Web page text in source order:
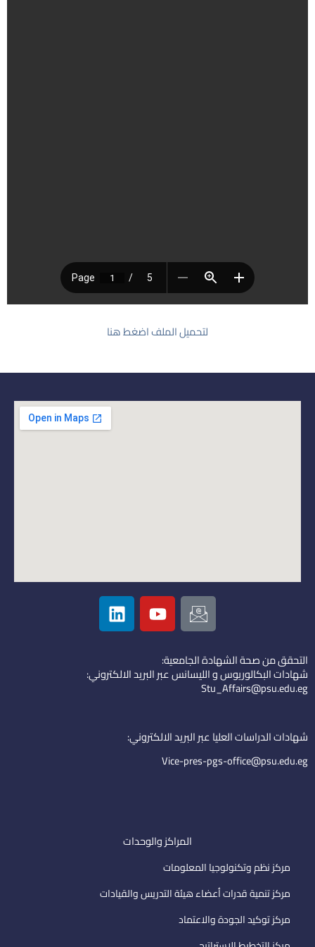
لتحميل الملف اضغط هنا
I
c
o
n
-
e
i
l
Y
o
u
u
b
L
i
n
e
d
التحقق من صحة الشهادة الجامعية:
شهادات البكالوريوس و الليسانس عبر البريد الالكتروني:
Stu_Affairs@psu.edu.eg
شهادات الدراسات العليا عبر البريد الالكتروني:
Vice-pres-pgs-office@psu.edu.eg
المراكز والوحدات
مركز نظم وتكنولوجيا المعلومات
مركز تنمية قدرات أعضاء هيئة التدريس والقيادات
مركز توكيد الجودة والاعتماد